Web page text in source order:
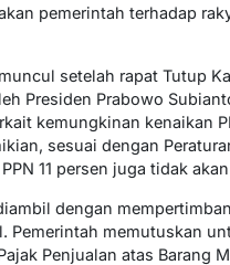
pemerintah terhadap
setelah rapat Tutup
Presiden Prabowo
kemungkinan kenaikan
sesuai dengan
11 persen juga tidak
dengan
Pemerintah memutuskan
Penjualan atas Barang